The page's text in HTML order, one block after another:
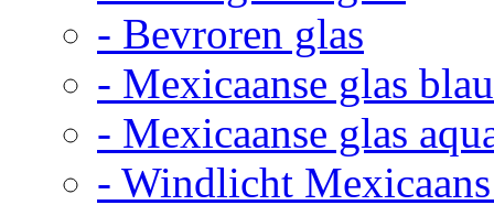
- Bevroren glas
- Mexicaanse glas
- Mexicaanse glas
- Windlicht